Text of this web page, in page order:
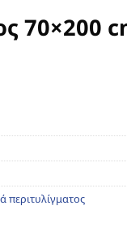
70×200
περιτυλίγματος